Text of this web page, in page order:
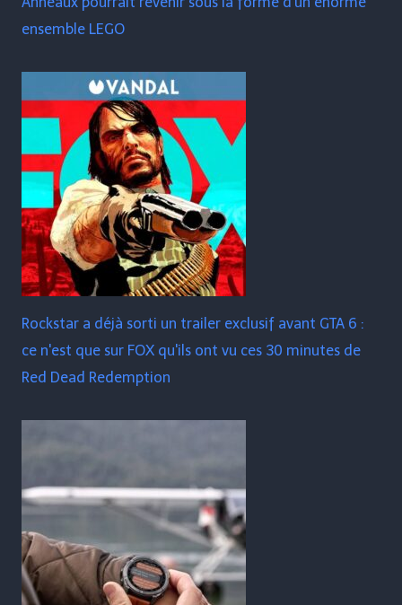
ensemble LEGO
Rockstar a déjà sorti un trailer exclusif avant GTA 6 :
ce n'est que sur FOX qu'ils ont vu ces 30 minutes de
Red Dead Redemption